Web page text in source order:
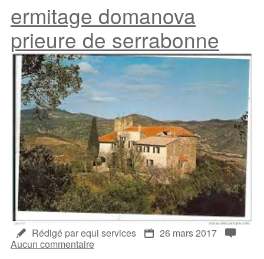
ermitage domanova
prieure de serrabonne
Rédigé par equi services
26 mars 2017
Aucun commentaire